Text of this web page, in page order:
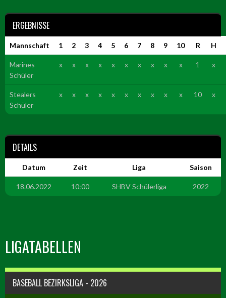
ERGEBNISSE
Mannschaft 1 2 3 4 5 6 7 8 9 10 R H
Marines
Schüler
x x x x x x x x x x 1 x
Stealers
Schüler
x x x x x x x x x x 10 x
DETAILS
Datum Zeit Liga Saison
18.06.2022 10:00 SHBV Schülerliga 2022
LIGATABELLEN
BASEBALL BEZIRKSLIGA - 2026